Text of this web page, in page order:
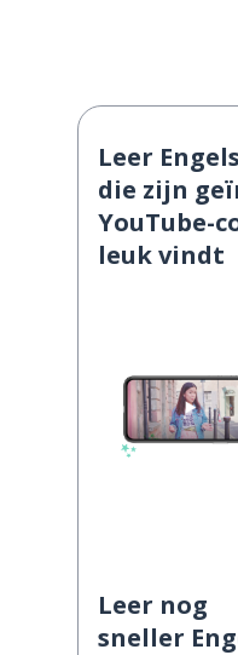
Leer
die zijn
YouTube-
leuk vindt
Leer nog
sneller